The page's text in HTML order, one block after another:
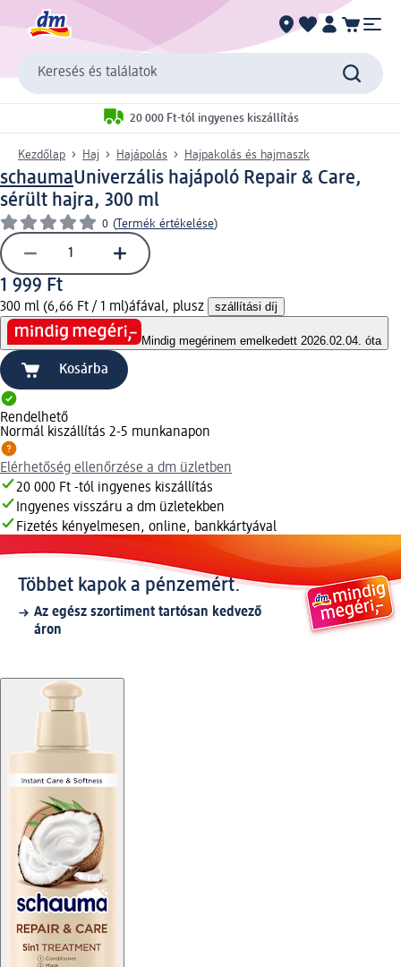
Keresés és találatok
20 000 Ft-tól ingyenes kiszállítás
Kezdőlap Haj Hajápolás Hajpakolás és hajmaszk
schaumaUniverzális hajápoló Repair & Care,
sérült hajra, 300 ml
0 (Termék értékelése)
1 999 Ft
300 ml (6,66 Ft / 1 ml)áfával, plusz szállítási díj
Mindig megérinem emelkedett 2026.02.04. óta
Kosárba
Rendelhető
Normál kiszállítás 2-5 munkanapon
Elérhetőség ellenőrzése a dm üzletben
20 000 Ft -tól ingyenes kiszállítás
Ingyenes visszáru a dm üzletekben
Fizetés kényelmesen, online, bankkártyával
Többet kapok a pénzemért.
Az egész szortiment tartósan kedvező
áron